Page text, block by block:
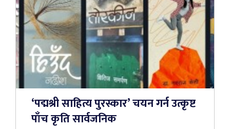
‘पद्मश्री साहित्य पुरस्कार’ चयन गर्न उत्कृष्ट
पाँच कृति सार्वजनिक